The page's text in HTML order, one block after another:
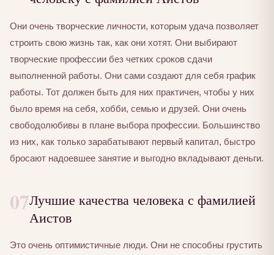
Они очень творческие личности, которым удача позволяет
строить свою жизнь так, как они хотят. Они выбирают
творческие профессии без четких сроков сдачи
выполненной работы. Они сами создают для себя график
работы. Тот должен быть для них практичен, чтобы у них
было время на себя, хобби, семью и друзей. Они очень
свободолюбивы в плане выбора профессии. Большинство
из них, как только зарабатывают первый капитал, быстро
бросают надоевшее занятие и выгодно вкладывают деньги.
07Лучшие качества человека с фамилией
Аистов
Это очень оптимистичные люди. Они не способны грустить